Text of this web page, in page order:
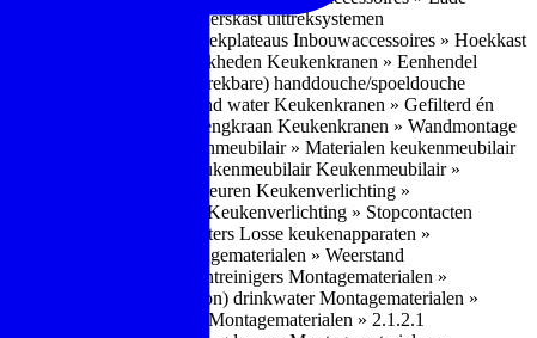
» Apothekerskast uittreksystemen
» Hoekkast uittrekplateaus Inbouwaccessoires » Hoekkast
» Bedieningsmogelijkheden Keukenkranen » Eenhendel
Keukenkranen » Met (uitrekbare) handdouche/spoeldouche
Keukenkranen » Kokend waterKeukenkranen » Gefilterd én
Keukenkranen » Bladmengkraan Keukenkranen » Wandmontage
Keukenmeubilair » Materialen keukenmeubilair
» Duurzaamheid keukenmeubilairKeukenmeubilair »
Keukenverlichting » Lichtkleuren Keukenverlichting »
Keukenverlichting » Stopcontacten
Plintverwarming/plintheaters Losse keukenapparaten »
Montagematerialen » Weerstand
Montagematerialen » Luchtreinigers Montagematerialen »
voor (schoon) drinkwaterMontagematerialen »
van lades en deuren Montagematerialen » 2.1.2.1